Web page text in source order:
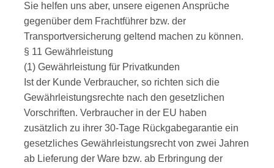
Sie helfen uns aber, unsere eigenen Ansprüche
gegenüber dem Frachtführer bzw. der
Transportversicherung geltend machen zu können.
§ 11 Gewährleistung
(1) Gewährleistung für Privatkunden
Ist der Kunde Verbraucher, so richten sich die
Gewährleistungsrechte nach den gesetzlichen
Vorschriften. Verbraucher in der EU haben
zusätzlich zu ihrer 30-Tage Rückgabegarantie ein
gesetzliches Gewährleistungsrecht von zwei Jahren
ab Lieferung der Ware bzw. ab Erbringung der